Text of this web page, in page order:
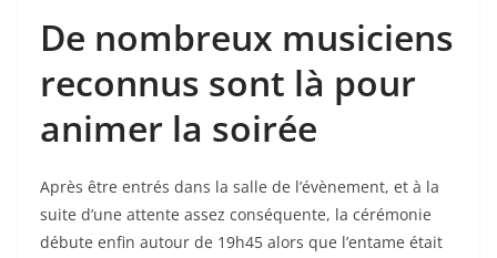
De nombreux musiciens
reconnus sont là pour
animer la soirée
Après être entrés dans la salle de l’évènement, et à la
suite d’une attente assez conséquente, la cérémonie
débute enfin autour de 19h45 alors que l’entame était